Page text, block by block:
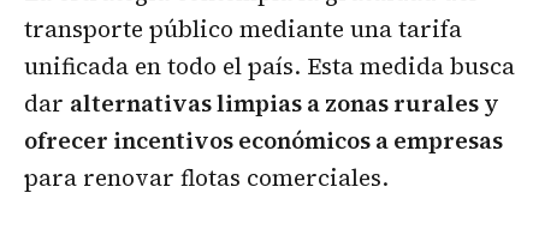
transporte público mediante una tarifa
unificada en todo el país. Esta medida busca
dar alternativas limpias a zonas rurales y
ofrecer incentivos económicos a empresas
para renovar flotas comerciales.